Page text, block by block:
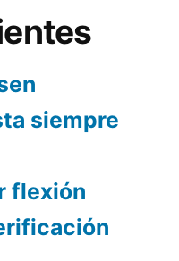
siempre
flexión